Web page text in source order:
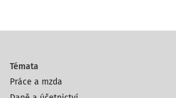
Témata
Práce a mzda